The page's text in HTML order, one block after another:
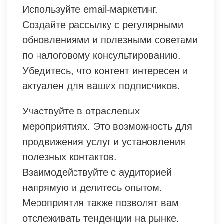
Используйте email-маркетинг.
Создайте рассылку с регулярными
обновлениями и полезными советами
по налоговому консультированию.
Убедитесь, что контент интересен и
актуален для ваших подписчиков.
Участвуйте в отраслевых
мероприятиях. Это возможность для
продвижения услуг и установления
полезных контактов.
Взаимодействуйте с аудиторией
напрямую и делитесь опытом.
Мероприятия также позволят вам
отслеживать тенденции на рынке.